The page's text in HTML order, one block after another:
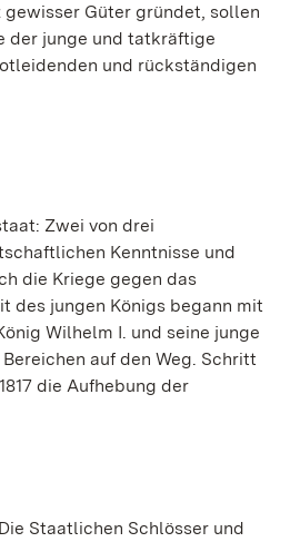
Güter gründet, sollen
der junge und tatkräftige
und rückständigen
Zwei von drei
Kenntnisse und
die Kriege gegen das
des jungen Königs begann mit
Wilhelm I. und seine junge
auf den Weg. Schritt
die Aufhebung der
Staatlichen Schlösser und